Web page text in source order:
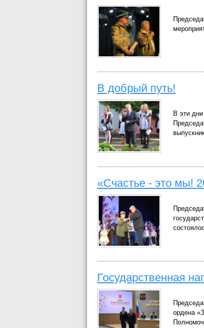
В добрый путь!
В эти
«Счастье - это мы!
Государственная
ордена